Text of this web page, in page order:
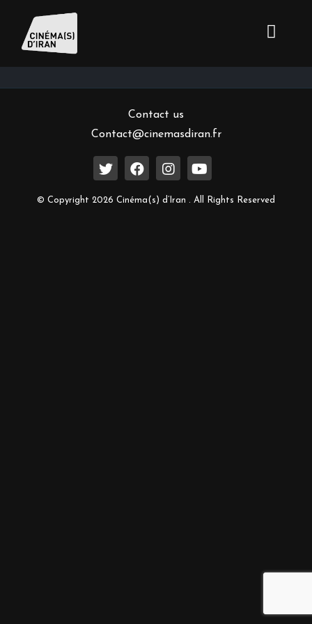
Inscrivez-vous à notre newsletter
Contact us
Contact@cinemasdiran.fr
© Copyright 2026 Cinéma(s) d’Iran . All Rights Reserved